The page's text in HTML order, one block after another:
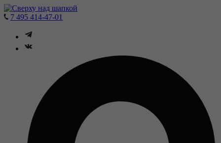
7 495 414-47-01